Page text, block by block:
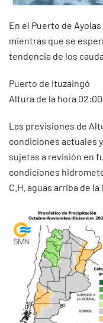
En el Puerto de
mientras que se
tendencia de los
Puerto de Ituzaingó
Altura de la hora 02:00
Las previsiones de
condiciones actuales
sujetas a revisión en
condiciones
C.H. aguas arriba de la